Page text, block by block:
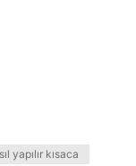
yapılır kısaca